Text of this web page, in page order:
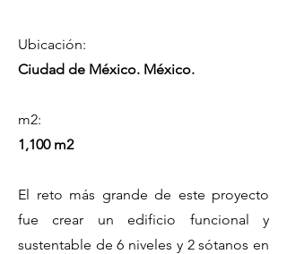
Ubicación:
Ciudad de México. México.
m2:
1,100 m2
El reto más grande de este proyecto
fue crear un edificio funcional y
sustentable de 6 niveles y 2 sótanos en